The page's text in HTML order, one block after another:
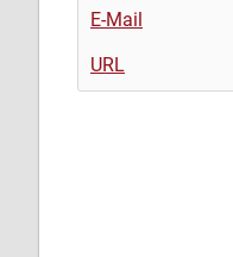
E-Mail
URL